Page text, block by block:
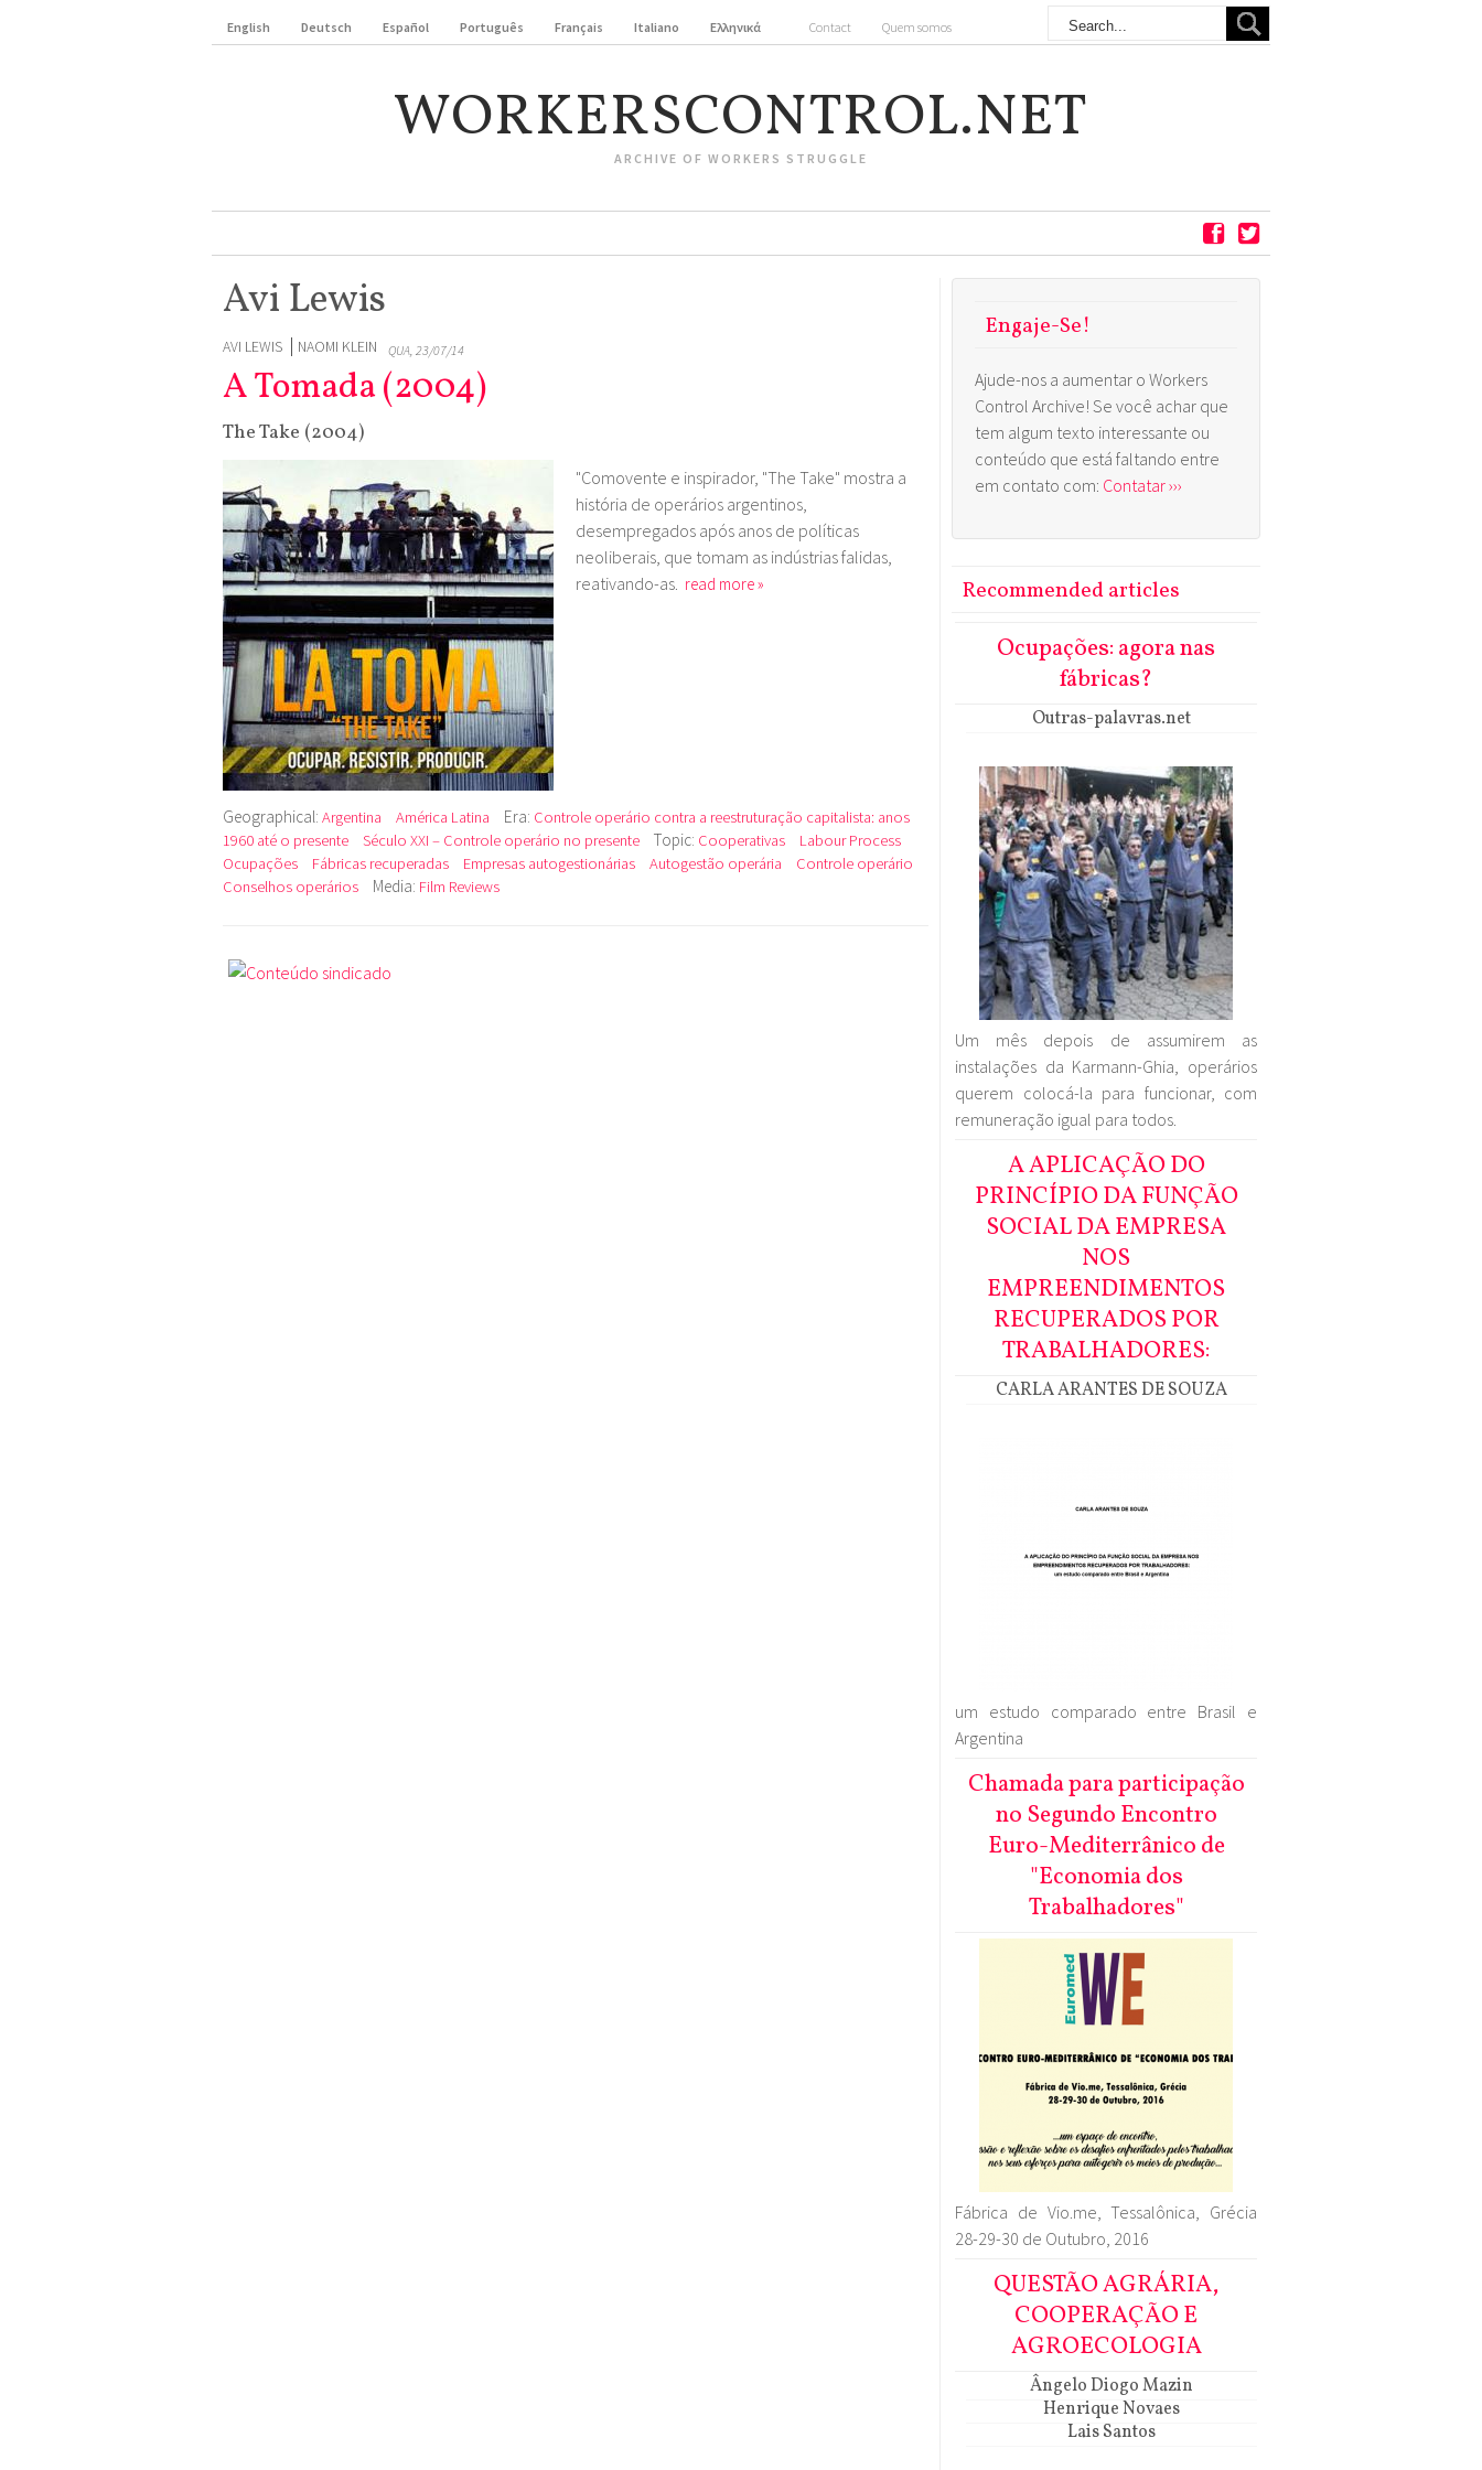
English Deutsch Español Português Français Italiano Ελληνικά Contact Quem somos
WORKERSCONTROL.NET
ARCHIVE OF WORKERS STRUGGLE
Avi Lewis
AVI LEWIS NAOMI KLEIN QUA, 23/07/14
A Tomada (2004)
The Take (2004)
"Comovente e inspirador, "The Take" mostra a
história de operários argentinos,
desempregados após anos de políticas
neoliberais, que tomam as indústrias falidas,
reativando-as. read more »
Geographical: Argentina América Latina Era: Controle operário contra a reestruturação capitalista: anos
1960 até o presente
Século XXI – Controle operário no presente Topic: Cooperativas
Labour Process
Ocupações
Fábricas recuperadas Empresas autogestionárias Autogestão operária
Controle operário
Conselhos operários
Media: Film Reviews
Engaje-Se!
Ajude-nos a aumentar o Workers
Control Archive! Se você achar que
tem algum texto interessante ou
conteúdo que está faltando entre
em contato com: Contatar ›››
Recommended articles
Ocupações: agora nas
fábricas?
Outras-palavras.net
Um mês depois de assumirem as
instalações da Karmann-Ghia, operários
querem colocá-la para funcionar, com
remuneração igual para todos.
A APLICAÇÃO DO
PRINCÍPIO DA FUNÇÃO
SOCIAL DA EMPRESA
NOS
EMPREENDIMENTOS
RECUPERADOS POR
TRABALHADORES:
CARLA ARANTES DE SOUZA
um estudo comparado entre Brasil e
Argentina
Chamada para participação
no Segundo Encontro
Euro-Mediterrânico de
"Economia dos
Trabalhadores"
Fábrica de Vio.me, Tessalônica, Grécia
28-29-30 de Outubro, 2016
QUESTÃO AGRÁRIA,
COOPERAÇÃO E
AGROECOLOGIA
Ângelo Diogo Mazin
Henrique Novaes
Lais Santos